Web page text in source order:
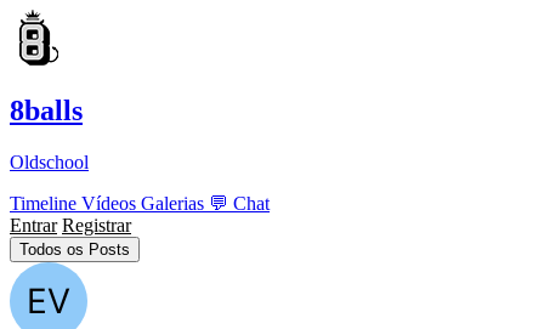
8balls
Oldschool
Timeline Vídeos Galerias 💬 Chat
Entrar Registrar
Todos os Posts